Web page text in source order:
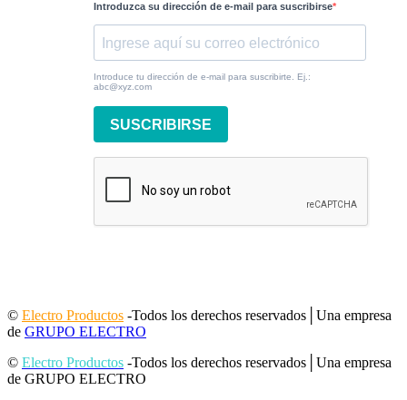
Introduzca su dirección de e-mail para suscribirse
Introduce tu dirección de e-mail para suscribirte. Ej.:
abc@xyz.com
SUSCRIBIRSE
© Electro Productos -Todos los derechos reservados│Una empresa
de GRUPO ELECTRO
© Electro Productos -Todos los derechos reservados│Una empresa
de GRUPO ELECTRO